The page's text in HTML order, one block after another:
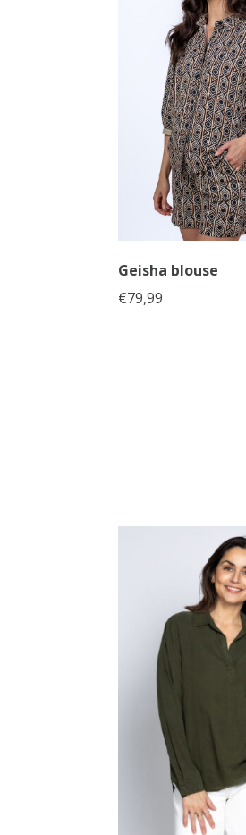
Geisha blouse
€79,99